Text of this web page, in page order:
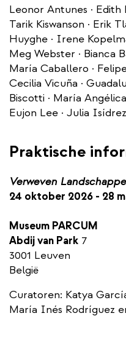
Leonor Antunes · Edith
Tarik Kiswanson · Erik
Huyghe · Irene
Meg Webster · Bianca
María Caballero ·
Cecilia Vicuña ·
Biscotti · María
Eujon Lee · Julia Isídrez
Praktische
Verweven
24 oktober 2026 - 28
​Museum PARCUM ​ ​
​Abdij van Park 7 ​
​3001 Leuven ​
​België
Curatoren: Katya
María Inés Rodríguez